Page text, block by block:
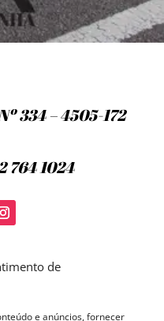
de
e anúncios, fornecer
334 – 4505-172
764 1024